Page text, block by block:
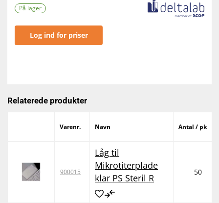
På lager
Log ind for priser
Relaterede produkter
Varenr. Navn Antal / pk
900015
Låg til
Mikrotiterplade
klar PS Steril R
50